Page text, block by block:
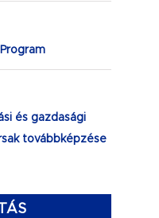
és gazdasági
továbbképzése